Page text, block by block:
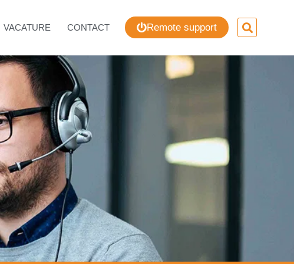
VACATURE CONTACT Remote support